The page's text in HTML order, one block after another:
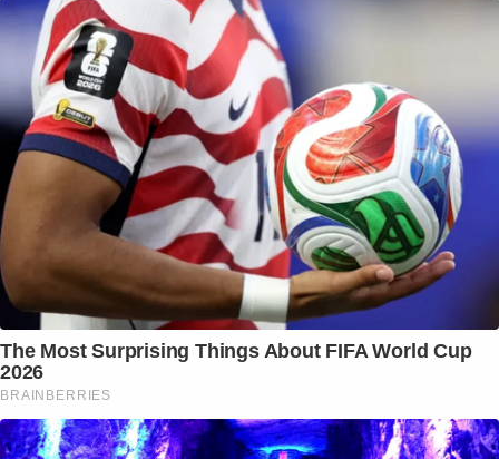
The Most Surprising Things About FIFA World Cup
2026
BRAINBERRIES